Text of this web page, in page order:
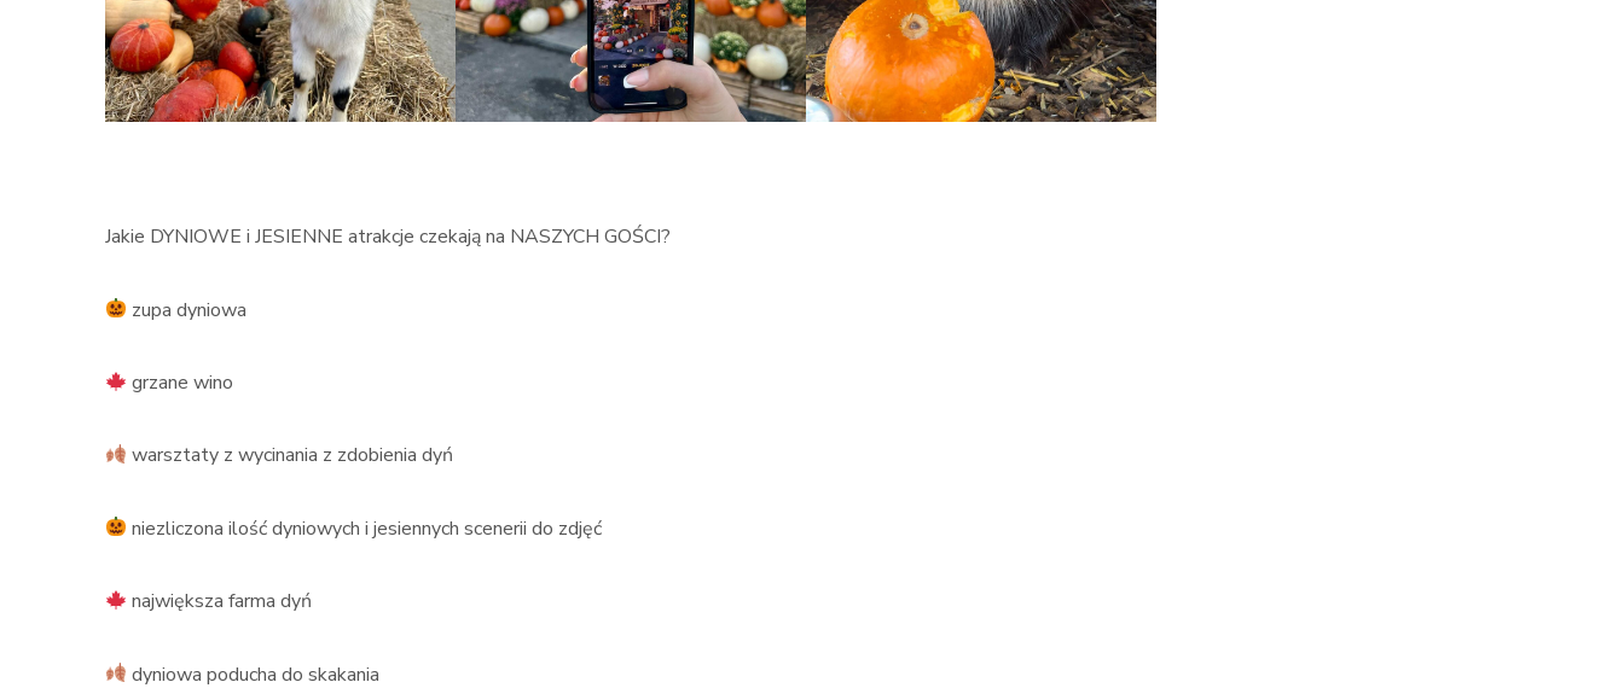
Jakie DYNIOWE i JESIENNE atrakcje czekają na NASZYCH GOŚCI?
zupa dyniowa
grzane wino
warsztaty z wycinania z zdobienia dyń
niezliczona ilość dyniowych i jesiennych scenerii do zdjęć
największa farma dyń
dyniowa poducha do skakania